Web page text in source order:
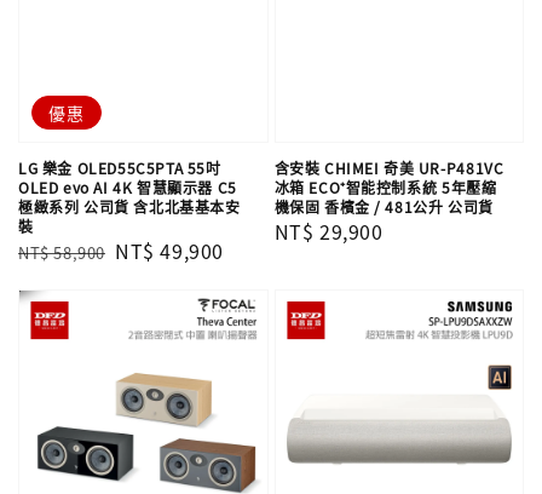
優惠
LG 樂金 OLED55C5PTA 55吋
OLED evo AI 4K 智慧顯示器 C5
極緻系列 公司貨 含北北基基本安
裝
Regular
NT$ 58,900 Sale
NT$ 49,900
含安裝 CHIMEI 奇美 UR-P481VC
冰箱 ECO⁺智能控制系統 5年壓縮
機保固 香檳金 / 481公升 公司貨
Regular
NT$ 29,900